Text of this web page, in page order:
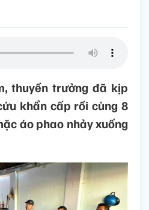
thuyền trưởng đã kịp
khẩn cấp rồi cùng 8
áo phao nhảy xuống